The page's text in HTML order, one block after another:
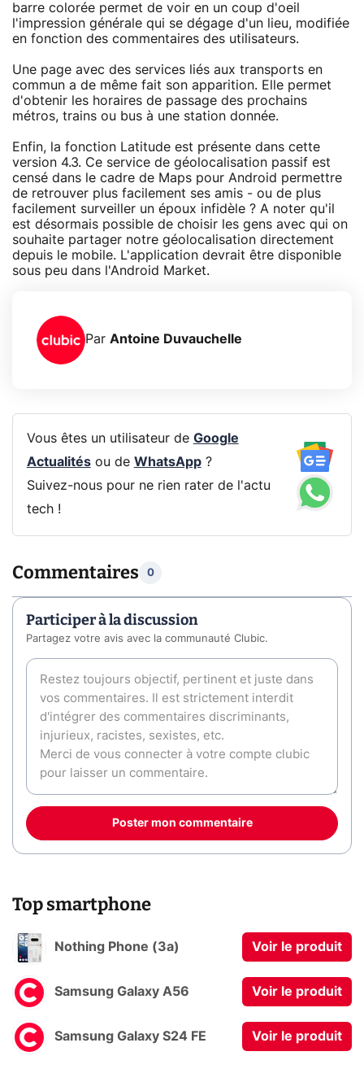
barre colorée permet de voir en un coup d'oeil
l'impression générale qui se dégage d'un lieu, modifiée
en fonction des commentaires des utilisateurs.
Une page avec des services liés aux transports en
commun a de même fait son apparition. Elle permet
d'obtenir les horaires de passage des prochains
métros, trains ou bus à une station donnée.
Enfin, la fonction Latitude est présente dans cette
version 4.3. Ce service de géolocalisation passif est
censé dans le cadre de Maps pour Android permettre
de retrouver plus facilement ses amis - ou de plus
facilement surveiller un époux infidèle ? A noter qu'il
est désormais possible de choisir les gens avec qui on
souhaite partager notre géolocalisation directement
depuis le mobile. L'application devrait être disponible
sous peu dans l'Android Market.
Par Antoine Duvauchelle
Vous êtes un utilisateur de Google
Actualitésou de WhatsApp?
Suivez-nous pour ne rien rater de l'actu
tech !
Commentaires 0
Participer à la discussion
Partagez votre avis avec la communauté Clubic.
Poster mon commentaire
Top smartphone
Nothing Phone (3a) Voir le produit
Samsung Galaxy A56 Voir le produit
Samsung Galaxy S24 FE Voir le produit